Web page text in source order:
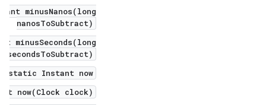
minusNanos(long
nanosToSubtract)
minusSeconds(long
secondsToSubtract)
static Instant now()
now(Clock clock)